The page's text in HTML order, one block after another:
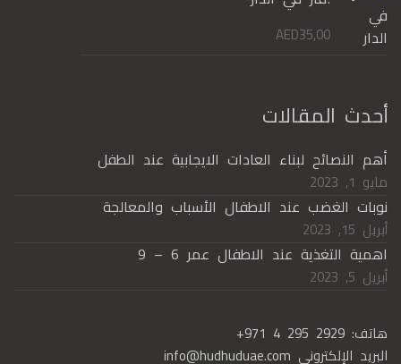
AED35,00
أحدث المقالات
أهم النصائح لبناء العادات الايجابية عند الطفل
مايو 1, 2023
نوبات الغضب عند الاطفال الأسباب والمعالجة
أبريل 15, 2023
اهمية التغذية عند الاطفال عمر 6 – 9
أبريل 5, 2023
هاتف: +971 4 295 2929
البريد الإلكتروني info@hudhuduae.com